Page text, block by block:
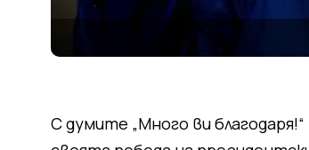
С думите „Много ви